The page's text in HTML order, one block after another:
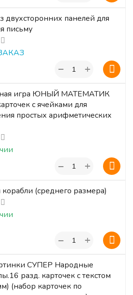
двухсторонних панелей для
письму
+
−
игра ЮНЫЙ МАТЕМАТИК
с ячейками для
простых арифметических
+
−
(среднего размера)
+
−
СУПЕР Народные
разд. карточек с текстом
(набор карточек по